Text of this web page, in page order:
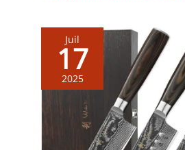
Juil
17
2025